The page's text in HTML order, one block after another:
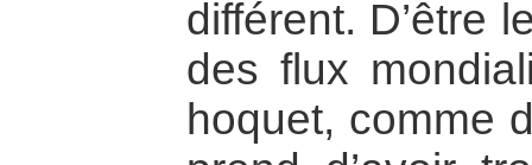
différent. D’être
des flux
hoquet, comme